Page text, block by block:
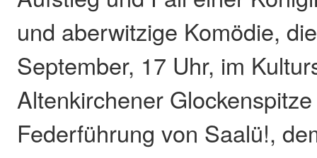
und aberwitzige Komödie,
September, 17 Uhr, im
Altenkirchener
Federführung von Saalü!,